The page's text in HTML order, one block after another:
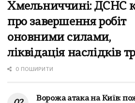
Хмельниччині: ДСНС
про завершення робіт
оновними силами,
ліквідація наслідків
0 ПОШИРИТИ
Ворожа атака на Київ: